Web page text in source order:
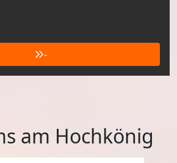
-
am Hochkönig